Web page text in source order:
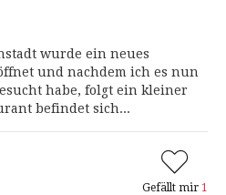
wurde ein neues
und nachdem ich es nun
habe, folgt ein kleiner
befindet sich...
Gefällt mir 1